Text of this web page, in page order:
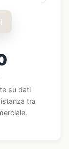
su dati
tra